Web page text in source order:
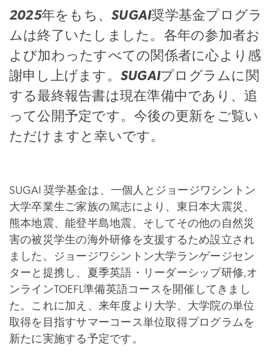
2025年をもち、SUGAI奨学基金プログラ
ムは終了いたしました。各年の参加者お
よび加わったすべての関係者に心より感
謝申し上げます。SUGAIプログラムに関
する最終報告書は現在準備中であり、追
って公開予定です。今後の更新をご覧い
ただけますと幸いです。
SUGAI 奨学基金は、一個人とジョージワシントン
大学卒業生ご家族の篤志により、東日本大震災、
熊本地震、能登半島地震、そしてその他の自然災
害の被災学生の海外研修を支援するため設立され
ました。ジョージワシントン大学ランゲージセン
ターと提携し、夏季英語・リーダーシップ研修,オ
ンラインTOEFL準備英語コースを開催してきまし
た。これに加え、来年度より大学、大学院の単位
取得を目指すサマーコース単位取得プログラムを
新たに実施する予定です。